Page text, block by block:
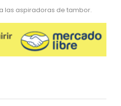
las aspiradoras de tambor.